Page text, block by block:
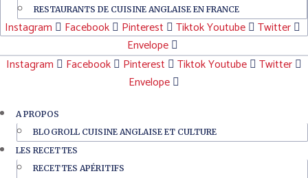
RESTAURANTS DE CUISINE ANGLAISE EN FRANCE
Instagram Facebook Pinterest TiktokYoutube
Twitter
Envelope
Instagram
Facebook Pinterest TiktokYoutube
Twitter
Envelope
A PROPOS
BLOGROLL CUISINE ANGLAISE ET CULTURE
LES RECETTES
RECETTES APÉRITIFS